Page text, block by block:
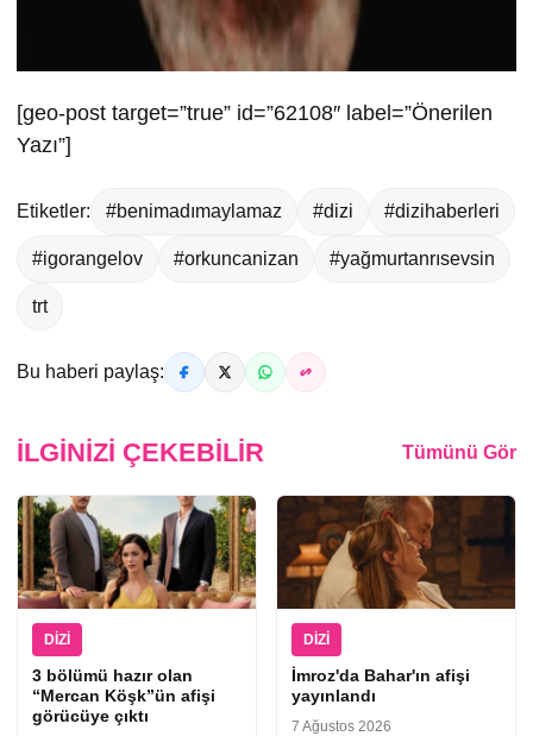
[geo-post target=”true” id=”62108″ label=”Önerilen
Yazı”]
Etiketler: #benimadımaylamaz #dizi #dizihaberleri
#igorangelov #orkuncanizan #yağmurtanrısevsin
trt
Bu haberi paylaş:
İLGINIZI ÇEKEBILIR Tümünü Gör
DIZI
3 bölümü hazır olan
“Mercan Köşk”ün afişi
görücüye çıktı
DIZI
İmroz'da Bahar'ın afişi
yayınlandı
7 Ağustos 2026